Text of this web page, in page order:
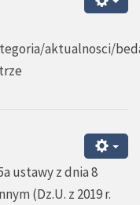
aktualnosci/
ustawy z dnia 8
(Dz.U. z 2019 r.